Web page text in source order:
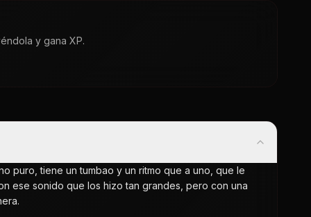
y gana XP.
puro, tiene un tumbao y un ritmo que a uno, que le
ese sonido que los hizo tan grandes, pero con una